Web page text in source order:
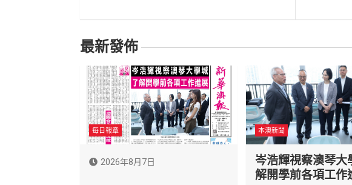
覽
最新發佈
每日報章
2026年8月7日
本澳新聞
岑浩輝視察澳琴大
解開學前各項工作